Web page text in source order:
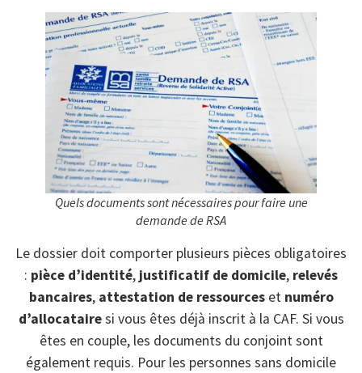
Quels documents sont nécessaires pour faire une
demande de RSA
Le dossier doit comporter plusieurs pièces obligatoires
: pièce d’identité,justificatif de domicile, relevés
bancaires, attestation de ressourceset numéro
d’allocatairesi vous êtes déjà inscrit à la CAF. Si vous
êtes en couple, les documents du conjoint sont
également requis. Pour les personnes sans domicile